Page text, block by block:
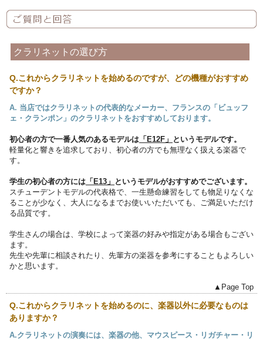
クラリネットの選び方
Q.これからクラリネットを始めるのですが、どの機種がおすすめ
ですか？
A. 当店ではクラリネットの代表的なメーカー、フランスの「ビュッフ
ェ・クランポン」のクラリネットをおすすめしております。
初心者の方で一番人気のあるモデルは 「E12F」 というモデルです。
軽量化と響きを追求しており、初心者の方でも無理なく扱える楽器で
す。
学生の初心者の方には 「E13」 というモデルがおすすめでございます。
スチューデントモデルの代表格で、一生懸命練習をしても物足りなくな
ることが少なく、大人になるまでお使いいただいても、ご満足いただけ
る品質です。
学生さんの場合は、学校によって楽器の好みや指定がある場合もござい
ます。
先生や先輩に相談されたり、先輩方の楽器を参考にすることもよろしい
かと思います。
▲Page Top
Q.これからクラリネットを始めるのに、楽器以外に必要なものは
ありますか？
A.クラリネットの演奏には、楽器の他、マウスピース・リガチャー・リ